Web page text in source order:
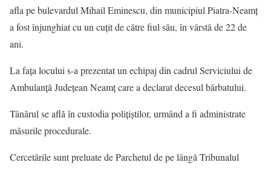
afla pe bulevardul Mihail Eminescu, din municipiul Piatra-Neamț
a fost înjunghiat cu un cuțit de către fiul său, în vârstă de 22 de
ani.
La fața locului s-a prezentat un echipaj din cadrul Serviciului de
Ambulanță Județean Neamț care a declarat decesul bărbatului.
Tânărul se află în custodia polițiștilor, urmând a fi administrate
mãsurile procedurale.
Cercetările sunt preluate de Parchetul de pe lângă Tribunalul